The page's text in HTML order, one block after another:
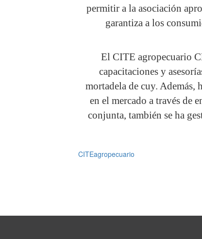
permitir a la asociación
garantiza a los
El CITE agropecuario
capacitaciones y
mortadela de cuy.
en el mercado a través de
conjunta, también se ha
CITEagropecuario